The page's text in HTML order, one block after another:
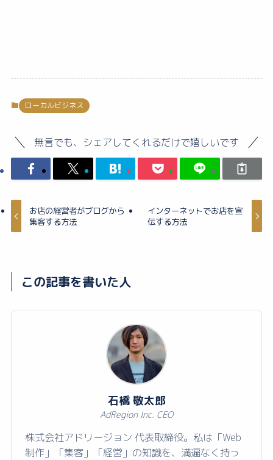
ローカルビジネス
無言でも、シェアしてくれるだけで嬉しいです
お店の経営者がブログから
集客する方法
インターネットでお店を宣
伝する方法
この記事を書いた人
石橋 敬太郎
AdRegion Inc. CEO
株式会社アドリージョン 代表取締役。私は「Web
制作」「集客」「経営」の知識を、満遍なく持っ